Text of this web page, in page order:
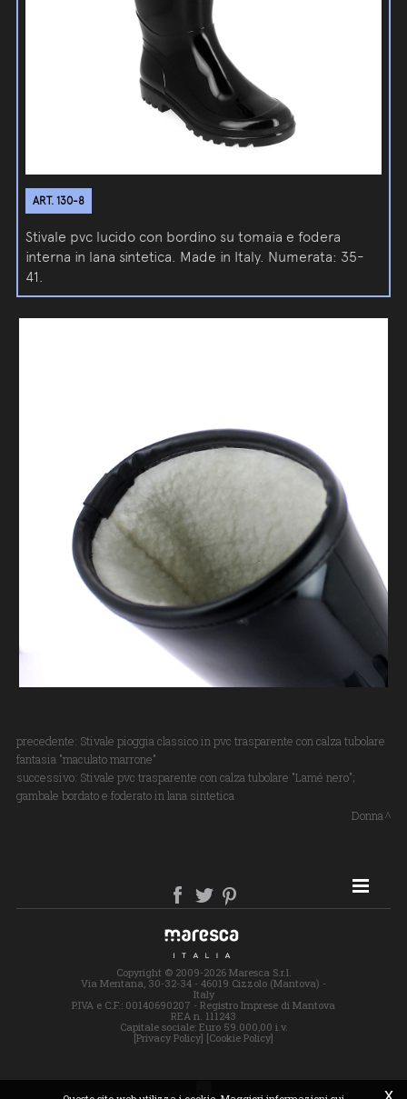
ART. 130-8
Stivale pvc lucido con bordino su tomaia e fodera
interna in lana sintetica. Made in Italy. Numerata: 35-
41.
precedente: Stivale pioggia classico in pvc trasparente con calza tubolare
fantasia "maculato marrone"
successivo: Stivale pvc trasparente con calza tubolare "Lamé nero";
gambale bordato e foderato in lana sintetica
Donna
SITE MAP
Copyright © 2009-2026 Maresca S.r.l.
Via Mentana, 30-32-34 - 46019 Cizzolo (Mantova) -
Italy
P.IVA e C.F.: 00140690207 - Registro Imprese di Mantova
REA n. 111243
Capitale sociale: Euro 59.000,00 i.v.
[Privacy Policy] [Cookie Policy]
x